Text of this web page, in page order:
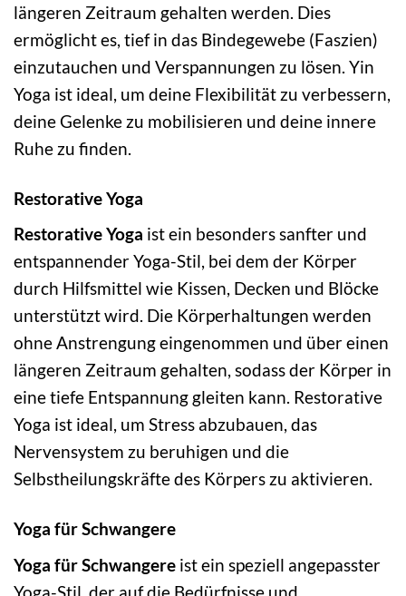
längeren Zeitraum gehalten werden. Dies
ermöglicht es, tief in das Bindegewebe (Faszien)
einzutauchen und Verspannungen zu lösen. Yin
Yoga ist ideal, um deine Flexibilität zu verbessern,
deine Gelenke zu mobilisieren und deine innere
Ruhe zu finden.
Restorative Yoga
Restorative Yoga ist ein besonders sanfter und
entspannender Yoga-Stil, bei dem der Körper
durch Hilfsmittel wie Kissen, Decken und Blöcke
unterstützt wird. Die Körperhaltungen werden
ohne Anstrengung eingenommen und über einen
längeren Zeitraum gehalten, sodass der Körper in
eine tiefe Entspannung gleiten kann. Restorative
Yoga ist ideal, um Stress abzubauen, das
Nervensystem zu beruhigen und die
Selbstheilungskräfte des Körpers zu aktivieren.
Yoga für Schwangere
Yoga für Schwangere ist ein speziell angepasster
Yoga-Stil, der auf die Bedürfnisse und